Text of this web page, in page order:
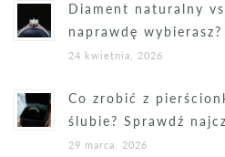
Diament naturalny
naprawdę wybierasz?
24 kwietnia, 2026
Co zrobić z
ślubie? Sprawdź
29 marca, 2026